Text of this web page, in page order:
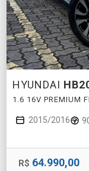
HYUNDAI
1.6 16V PREMIUM
2015/2016
R$ 64.990,00